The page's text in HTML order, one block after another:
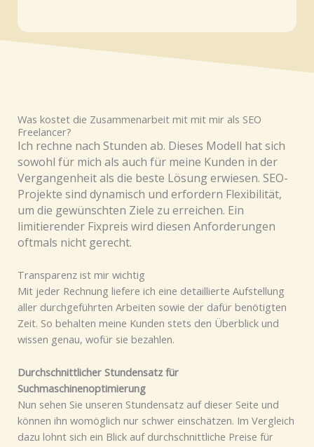
Was kostet die Zusammenarbeit mit mit mir als SEO
Freelancer?
Ich rechne nach Stunden ab. Dieses Modell hat sich
sowohl für mich als auch für meine Kunden in der
Vergangenheit als die beste Lösung erwiesen. SEO-
Projekte sind dynamisch und erfordern Flexibilität,
um die gewünschten Ziele zu erreichen. Ein
limitierender Fixpreis wird diesen Anforderungen
oftmals nicht gerecht.
Transparenz ist mir wichtig
Mit jeder Rechnung liefere ich eine detaillierte Aufstellung
aller durchgeführten Arbeiten sowie der dafür benötigten
Zeit. So behalten meine Kunden stets den Überblick und
wissen genau, wofür sie bezahlen.
Durchschnittlicher Stundensatz für
Suchmaschinenoptimierung
Nun sehen Sie unseren Stundensatz auf dieser Seite und
können ihn womöglich nur schwer einschätzen. Im Vergleich
dazu lohnt sich ein Blick auf durchschnittliche Preise für